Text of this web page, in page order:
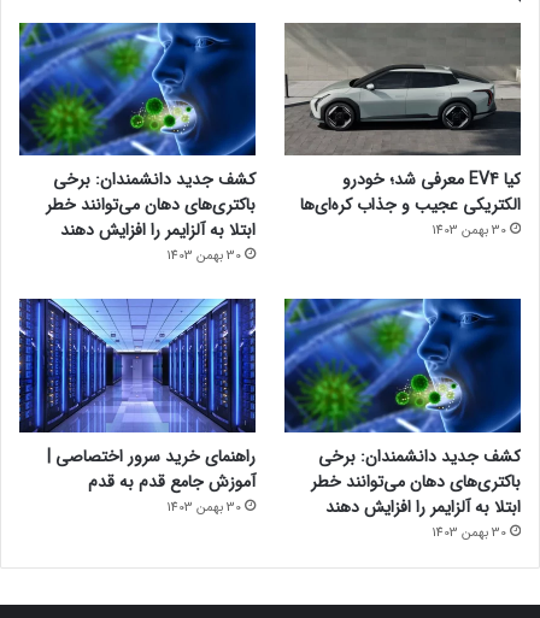
کیا EV4 معرفی شد؛ خودرو
الکتریکی عجیب و جذاب کره‌ای‌ها
30 بهمن 1403
کشف جدید دانشمندان: برخی
باکتری‌های دهان می‌توانند خطر
ابتلا به آلزایمر را افزایش دهند
30 بهمن 1403
کشف جدید دانشمندان: برخی
باکتری‌های دهان می‌توانند خطر
ابتلا به آلزایمر را افزایش دهند
30 بهمن 1403
راهنمای خرید سرور اختصاصی |
آموزش جامع قدم به قدم
30 بهمن 1403